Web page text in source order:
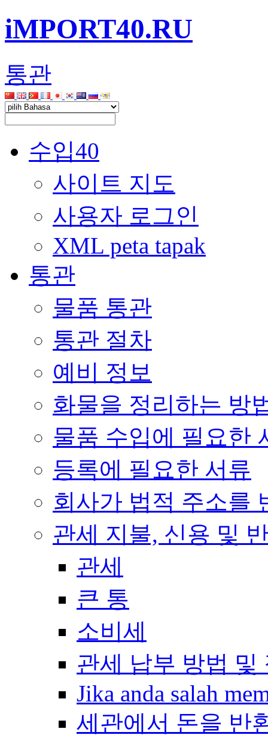
iMPORT40.RU
통관
수입40
사이트 지도
사용자 로그인
XML peta tapak
통관
물품 통관
통관 절차
예비 정보
화물을 정리하는 방
물품 수입에 필요한
등록에 필요한 서류
회사가 법적 주소를
관세 지불, 신용 및
관세
큰 통
소비세
관세 납부 방법 및
Jika anda salah
세관에서 돈을 반